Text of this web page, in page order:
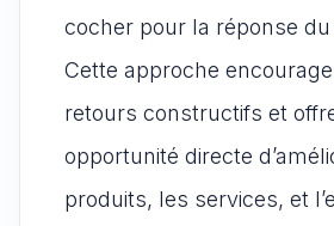
cocher pour la réponse
Cette approche
retours constructifs et
opportunité directe
produits, les services, et